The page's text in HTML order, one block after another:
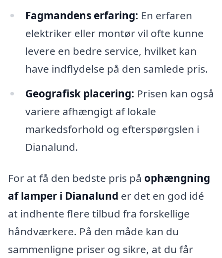
Fagmandens erfaring: En erfaren
elektriker eller montør vil ofte kunne
levere en bedre service, hvilket kan
have indflydelse på den samlede pris.
Geografisk placering: Prisen kan også
variere afhængigt af lokale
markedsforhold og efterspørgslen i
Dianalund.
For at få den bedste pris på ophængning
af lamper i Dianalund er det en god idé
at indhente flere tilbud fra forskellige
håndværkere. På den måde kan du
sammenligne priser og sikre, at du får